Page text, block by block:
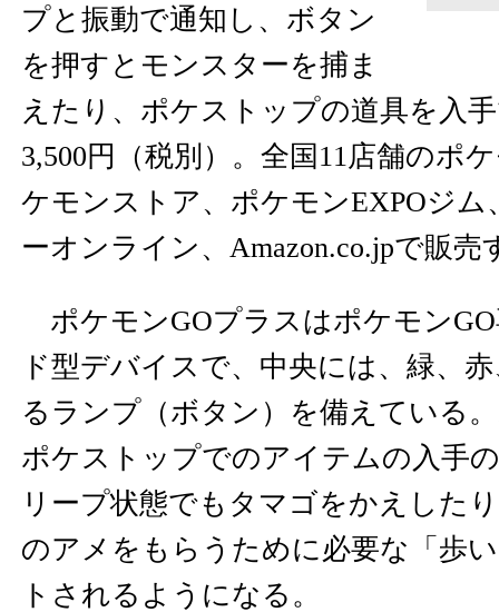
プと振動で通知し、ボタン
を押すとモンスターを捕ま
えたり、ポケストップの道具を入
3,500円（税別）。全国11店舗のポ
ケモンストア、ポケモンEXPOジ
ーオンライン、Amazon.co.jpで販売
ポケモンGOプラスはポケモン
ド型デバイスで、中央には、緑、
るランプ（ボタン）を備えている
ポケストップでのアイテムの入手
リープ状態でもタマゴをかえした
のアメをもらうために必要な「歩
トされるようになる。